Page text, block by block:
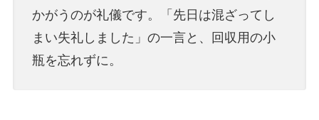
かがうのが礼儀です。「先日は混ざってし
まい失礼しました」の一言と、回収用の小
瓶を忘れずに。